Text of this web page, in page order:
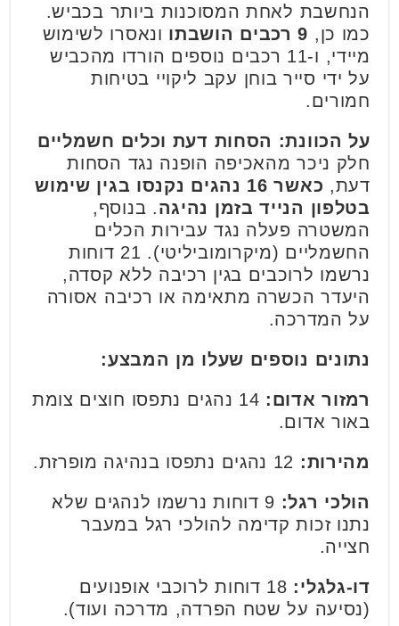
הנחשבת לאחת המסוכנות ביותר בכביש.
כמו כן, 9 רכבים הושבתו
ונאסרו לשימוש
מיידי, ו-11 רכבים נוספים הורדו מהכביש
על ידי סייר בוחן עקב ליקויי בטיחות
חמורים.
על הכוונת: הסחות דעת וכלים חשמליים
חלק ניכר מהאכיפה הופנה נגד הסחות
דעת,
כאשר 16 נהגים נקנסו בגין שימוש
בטלפון הנייד בזמן נהיגה. בנוסף,
המשטרה פעלה נגד עבירות הכלים
החשמליים (מיקרומוביליטי). 21 דוחות
נרשמו לרוכבים בגין רכיבה ללא קסדה,
היעדר הכשרה מתאימה או רכיבה אסורה
על המדרכה.
נתונים נוספים שעלו מן המבצע:
רמזור אדום:
14 נהגים נתפסו חוצים צומת
באור אדום.
מהירות:
הולכי רגל:
9 דוחות נרשמו לנהגים שלא
נתנו זכות קדימה להולכי רגל במעבר
חצייה.
דו-גלגלי:
18 דוחות לרוכבי אופנועים
(נסיעה על שטח הפרדה, מדרכה ועוד).